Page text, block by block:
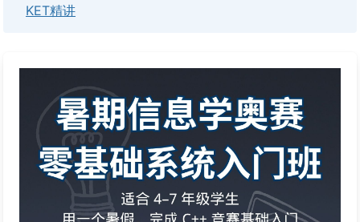
KET精讲